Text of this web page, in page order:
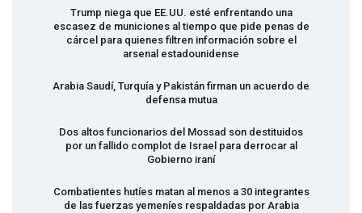
Trump niega que EE.UU. esté enfrentando una
escasez de municiones al tiempo que pide penas de
cárcel para quienes filtren información sobre el
arsenal estadounidense
Arabia Saudí, Turquía y Pakistán firman un acuerdo de
defensa mutua
Dos altos funcionarios del Mossad son destituidos
por un fallido complot de Israel para derrocar al
Gobierno iraní
Combatientes hutíes matan al menos a 30 integrantes
de las fuerzas yemeníes respaldadas por Arabia